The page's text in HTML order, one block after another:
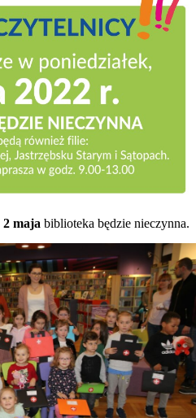
2 maja biblioteka będzie nieczynna.